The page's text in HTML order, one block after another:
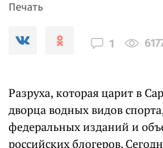
Печать
1
Разруха, которая царит в
дворца водных видов
федеральных изданий и
российских блогеров.